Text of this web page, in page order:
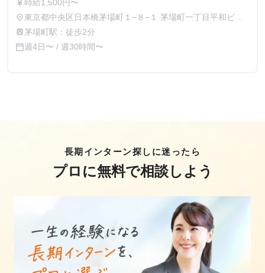
currency_yen 時給1,500円〜
place東京都中央区日本橋茅場町１−８−１ 茅場町一丁目平和ビル
７階
train茅場町駅：徒歩2分
calendar_today週4日〜 / 週30時間〜
長期インターン探しに迷ったら
プロに無料で相談しよう